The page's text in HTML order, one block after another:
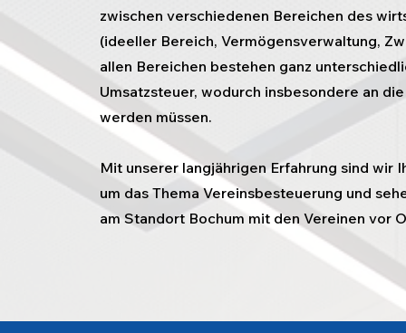
zwischen verschiedenen Bereichen des
(ideeller Bereich, Vermögensverwaltung,
allen Bereichen bestehen ganz
Umsatzsteuer, wodurch insbesondere an
werden müssen.
Mit unserer langjährigen Erfahrung sind
um das Thema Vereinsbesteuerung und
am Standort Bochum mit den Vereinen vor